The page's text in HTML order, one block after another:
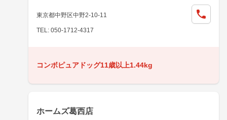
東京都中野区中野2-10-11
TEL: 050-1712-4317
コンボピュアドッグ11歳以上1.44kg
ホームズ葛西店